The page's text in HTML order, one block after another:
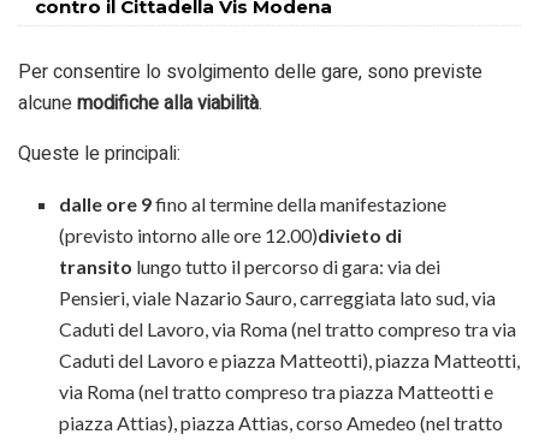
contro il Cittadella Vis Modena
Per consentire lo svolgimento delle gare, sono previste
alcunemodifiche alla viabilità.
Queste le principali:
dalle ore 9fino al termine della manifestazione
(previsto intorno alle ore 12.00)divieto di
transito lungo tutto il percorso di gara: via dei
Pensieri, viale Nazario Sauro, carreggiata lato sud, via
Caduti del Lavoro, via Roma (nel tratto compreso tra via
Caduti del Lavoro e piazza Matteotti), piazza Matteotti,
via Roma (nel tratto compreso tra piazza Matteotti e
piazza Attias), piazza Attias, corso Amedeo (nel tratto